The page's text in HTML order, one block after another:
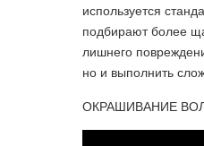
используется
подбирают более
лишнего
но и выполнить
ОКРАШИВАНИЕ